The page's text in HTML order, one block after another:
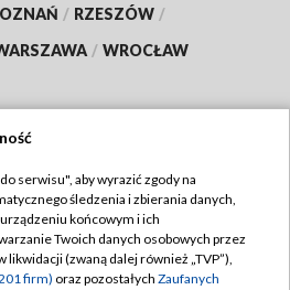
/ RZESZÓW /
/ WROCŁAW
TVP
TVP
prywatności
serwisu", aby wyrazić zgody na
śledzenia i zbierania danych,
końcowym i ich
Twoich danych osobowych przez
likwidacji (zwaną dalej również „TVP”),
firm) oraz pozostałych Zaufanych